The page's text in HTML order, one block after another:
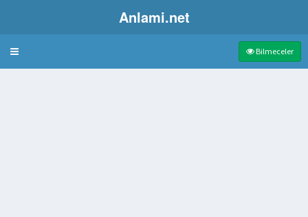
Anlami.net
Bulmaca Bilmeceler